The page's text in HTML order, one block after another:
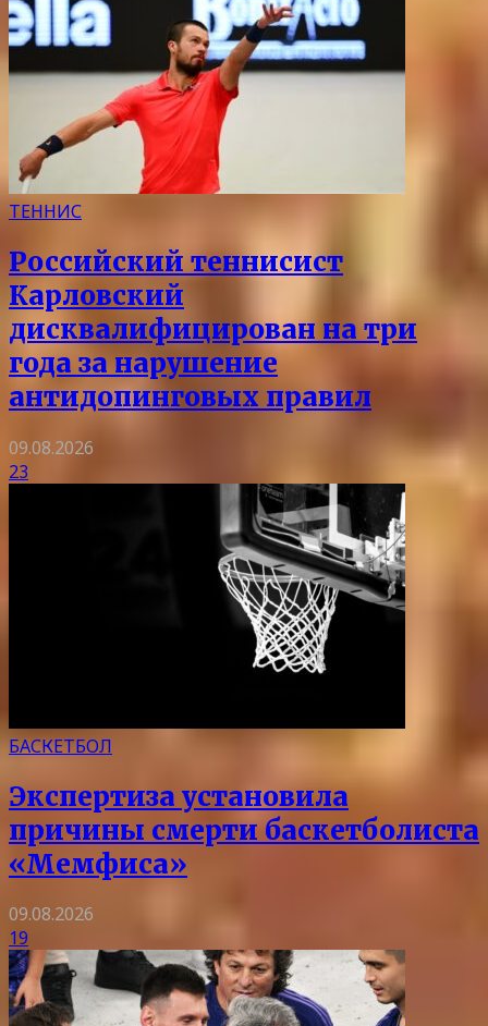
ТЕННИС
Российский теннисист
Карловский
дисквалифицирован на три
года за нарушение
антидопинговых правил
09.08.2026
23
БАСКЕТБОЛ
Экспертиза установила
причины смерти баскетболиста
«Мемфиса»
09.08.2026
19